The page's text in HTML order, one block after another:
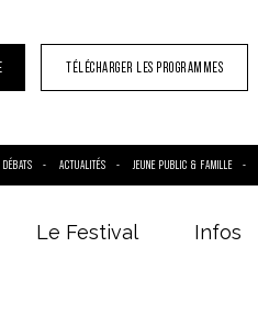
TÉLÉCHARGER LES PROGRAMMES
DÉBATS ACTUALITÉS JEUNE PUBLIC & FAMILLE
Le Festival Infos